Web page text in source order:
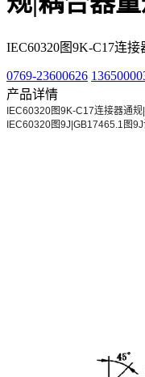
IEC60320图9K-C17连
0769-23600626
产品详情
IEC60320图9K-C17连接器通
IEC60320图9J|GB17465.1图9J